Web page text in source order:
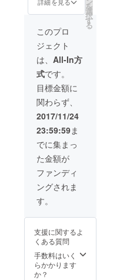
-----------
前掲載
無： ・
応援し
たい市
町村（1
市町村
の
み）：
・掲載
お名
前： ----
--------
食事券
3000円
分 ②ペ
ルーの
ポスト
カード
5枚セッ
ト ③ペ
ルーの
お菓子
セット
『備考
欄』に
以下を
ご記入
くださ
います
よう宜
たしま
す。 ----
--------
・お名
前掲載
の有
載 ③報
告書に
お名前
を記載
④パン
フレッ
ト・報
告書の
郵送(各
1冊)
「ペ
ルーの
味や雰
囲気を
お届
け」と
して、
①ピ
ザー・
ペルー
食事券
分 ②ペ
ルーの
ポスト
カード
5枚セッ
を
選
択
す
る
このプロ
ジェクト
は、 All-In方
式です。
目標金額に
関わらず、
2017/11/24
23:59:59ま
でに集まっ
た金額が
ファンディ
ングされま
す。
支援に関するよ
くある質問
手数料はいく
らかかります
か？